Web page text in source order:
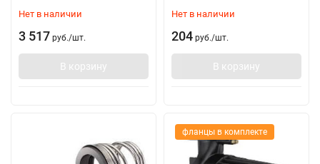
Нет в наличии
3 517 руб./шт.
В корзину
Нет в наличии
204 руб./шт.
В корзину
фланцы в комплекте